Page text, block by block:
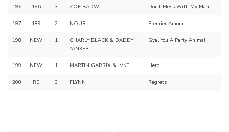
196 196 3 ZOE BADWI Don't Mess With My Man
197 189 2 NOUR Premier Amour
198 NEW 1
CHARLY BLACK & DADDY
YANKEE
Gyal You A Party Animal
199 NEW 1 MARTIN GARRIX & JVKE Hero
200 RE 3 FLYNN Regrets